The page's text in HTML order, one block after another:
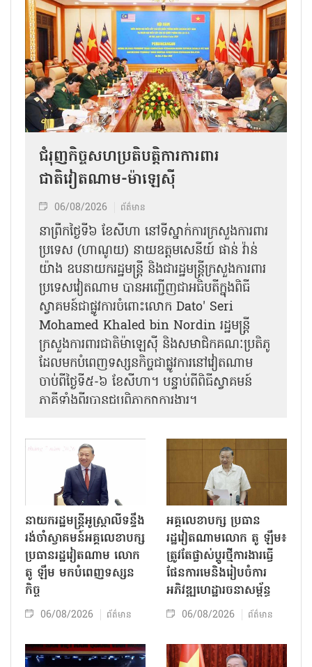
ជំរុញកិច្ចសហប្រតិបត្តិការការពារ
ជាតិវៀតណាម-ម៉ាឡេស៊ី
06/08/2026 ព័ត៌មាន
នា​ព្រឹកថ្ងៃទី៦ ខែសីហា នៅទីស្នាក់ការក្រសួងការពារ
ប្រទេស (ហាណូយ) នាយឧត្តមសេនីយ៍ ផាន់ វ៉ាន់
យ៉ាង ឧបនាយករដ្ឋមន្ត្រី និងជារដ្ឋមន្ត្រីក្រសួងការពារ
ប្រទេសវៀតណាម បានអញ្ជើញជាអធិបតីក្នុងពិធី
ស្វាគមន៍ជាផ្លូវការ​ចំពោះលោក Dato' Seri
Mohamed Khaled bin Nordin រដ្ឋមន្ត្រី
ក្រសួងការពារជាតិម៉ាឡេស៊ី និងសមាជិកគណៈប្រតិភូ
ដែលមកបំពេញទស្សនកិច្ចជាផ្លូវការនៅវៀតណាម
ចាប់ពីថ្ងៃទី៥-៦ ខែសីហា។ បន្ទាប់ពីពិធីស្វាគមន៍
ភាគីទាំងពីរបានជួបពិភាក្សាការងារ​។
នាយករដ្ឋមន្ត្រីអូស្ត្រាលីទន្ទឹង
រង់ចាំស្វាគមន៍អគ្គលេខាបក្ស
ប្រធានរដ្ឋវៀតណាម លោក
តូ ឡឹម មកបំពេញទស្សន
កិច្ច
06/08/2026 ព័ត៌មាន
អគ្គលេខាបក្ស ប្រធាន
រដ្ឋវៀតណាមលោក តូ ឡឹម៖
ត្រូវតែផ្លាស់ប្ដូរថ្មីការងារធ្វើ
ផែនការមេនិងរៀបចំការ
អភិវឌ្ឍហេដ្ឋារចនាសម្ព័ន្ធ
06/08/2026 ព័ត៌មាន